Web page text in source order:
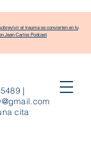
|
cita
el trauma se convierten en tu
Jean Carlos Podcast